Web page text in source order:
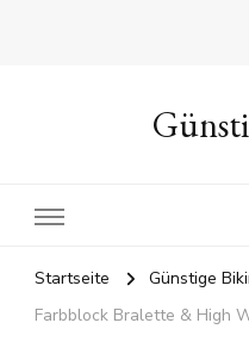
Startseite Günstige
Farbblock Bralette & High